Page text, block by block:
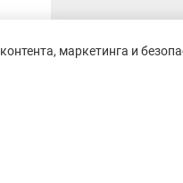
маркетинга и